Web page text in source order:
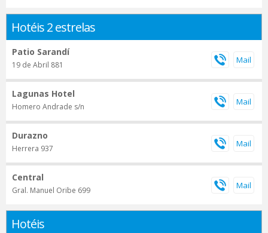
Hotéis 2 estrelas
Patio Sarandí
19 de Abril 881
Lagunas Hotel
Homero Andrade s/n
Durazno
Herrera 937
Central
Gral. Manuel Oribe 699
Hotéis